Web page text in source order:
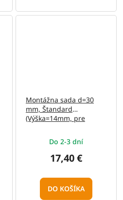
Montážna sada d=30
mm, Štandard
(Výška=14mm, pre
Do 2-3 dní
17,40 €
DO KOŠÍKA